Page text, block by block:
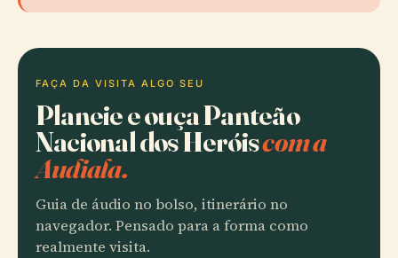
FAÇA DA VISITA ALGO SEU
Planeie e ouça Panteão
Nacional dos Heróiscom a
Audiala.
Guia de áudio no bolso, itinerário no
navegador. Pensado para a forma como
realmente visita.